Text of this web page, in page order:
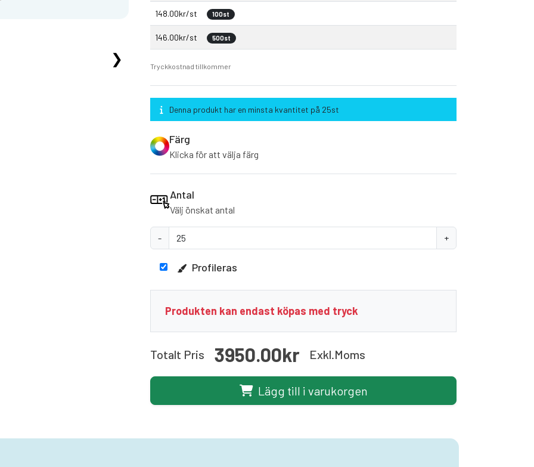
❯
148.00kr/st 100st
146.00kr/st 500st
Tryckkostnad tillkommer
Denna produkt har en minsta kvantitet på 25st
Färg
Klicka för att välja färg
Antal
Välj önskat antal
- +
Profileras
Produkten kan endast köpas med tryck
Totalt Pris 3950.00kr Exkl.moms
Lägg till i varukorgen